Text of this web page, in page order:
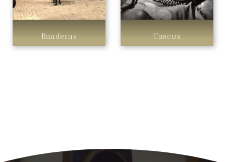
Banderas Cascos